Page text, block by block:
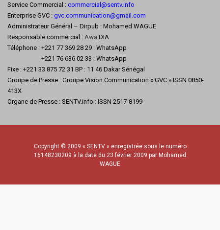
Service Commercial : commercial@sentv.info
Enterprise GVC : gvc.communication@gmail.com
Administrateur Général – Dirpub : Mohamed WAGUE
Responsable commercial : Awa DIA
Téléphone : +221 77 369 28 29 : WhatsApp
+221 76 636 02 33 : WhatsApp
Fixe : +221 33 875 72 31 BP : 11 46 Dakar Sénégal
Groupe de Presse : Groupe Vision Communication « GVC » ISSN 0850-
413X
Organe de Presse : SENTV.info : ISSN 2517-8199
Copyright © 2009 « SENTV » enregistrée sous le numéro
16148230209 à la date du 23 février 2009 par Mohamed
WAGUE